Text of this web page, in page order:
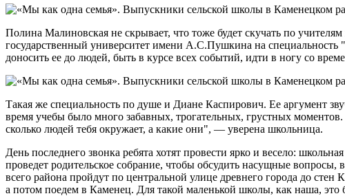
Полина Малиновская не скрывает, что тоже будет скучать по
государственный университет имени А.С.Пушкина на
доносить ее до людей, быть в курсе всех событий, идти в ногу со
Такая же специальность по душе и Диане Каспирович. Ее аргумент
время учебы было много забавных, трогательных, грустных
сколько людей тебя окружает, а какие они", — уверена школьница.
День последнего звонка ребята хотят провести ярко и весело:
проведет родительское собрание, чтобы обсудить насущные
всего района пройдут по центральной улице древнего города до
а потом поедем в Каменец. Для такой маленькой школы, как наша,